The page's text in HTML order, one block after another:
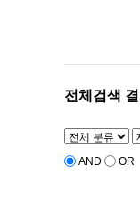
전체검색
AND OR